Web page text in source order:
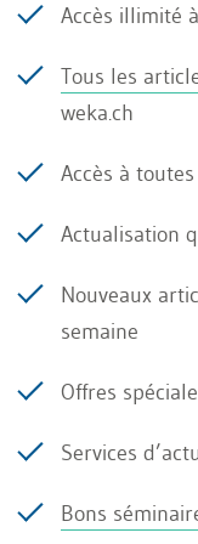
signature du
intégration
réduire à
coût d’un
Accès illimité
Tous les
weka.ch
Accès à
Actualisation
Nouveaux
semaine
Offres
Services
Bons